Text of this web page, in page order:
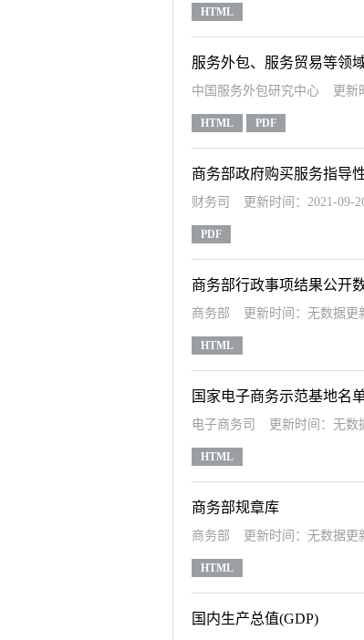
HTML
服务外包、服务贸易等领
中国服务外包研究中心 更新
HTML PDF
商务部政府购买服务指导
财务司 更新时间：2021-09-
PDF
商务部行政事项结果公开
商务部 更新时间：无数据更
HTML
国家电子商务示范基地名
电子商务司 更新时间：无数
HTML
商务部规章库
商务部 更新时间：无数据更
HTML
国内生产总值(GDP)